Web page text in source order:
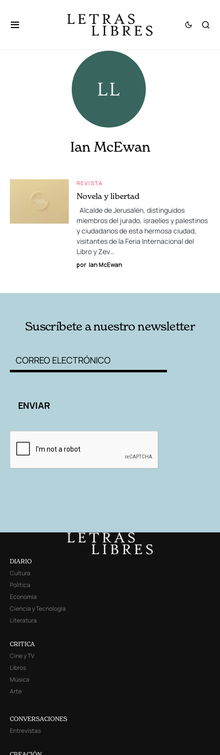
Ian McEwan
REVISTA
Novela y libertad
Alcalde de Jerusalén, distinguidos
miembros del jurado, israelíes y palestinos
y ciudadanos de esta hermosa ciudad,
visitantes de la Feria Internacional del
Libro y Zev…
por Ian McEwan
Suscríbete a nuestro newsletter
DIARIO
Cultura
Política
Economía
Ciencia y Tecnología
Literatura
CRITICA
Cine y TV
Libros
Música
Arte
CONVERSACIONES
Entrevistas